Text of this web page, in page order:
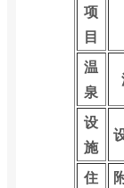
项
目
温
泉
设
施
住